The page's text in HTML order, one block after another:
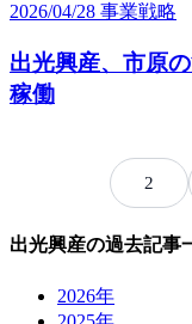
2026/04/28 事業戦略
出光興産、市原
稼働
2
出光興産の過去記事
2026年